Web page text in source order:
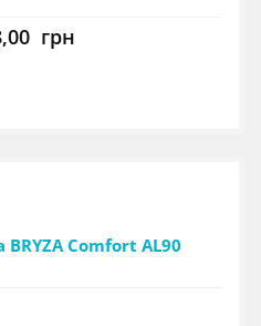
грн
BRYZA Comfort AL90